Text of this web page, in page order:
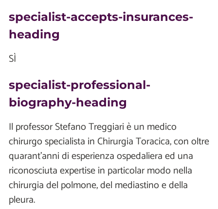
specialist-accepts-insurances-
heading
SÌ
specialist-professional-
biography-heading
Il professor Stefano Treggiari è un medico
chirurgo specialista in Chirurgia Toracica, con oltre
quarant’anni di esperienza ospedaliera ed una
riconosciuta expertise in particolar modo nella
chirurgia del polmone, del mediastino e della
pleura.